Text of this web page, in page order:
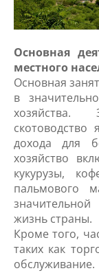
Основная
местного
Основная
в
хозяйства.
дохода для
хозяйство
кукурузы,
пальмового
жизнь страны.
Кроме того,
таких как